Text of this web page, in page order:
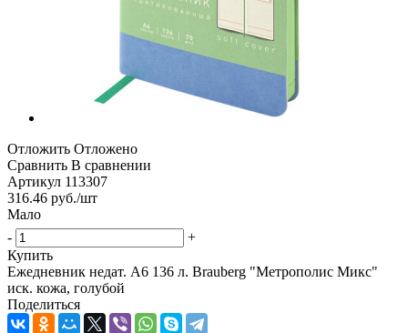
Отложить Отложено
Сравнить В сравнении
Артикул 113307
316.46 руб./шт
Мало
-
+
Купить
Ежедневник недат. А6 136 л. Brauberg "Метрополис Микс"
иск. кожа, голубой
Поделиться